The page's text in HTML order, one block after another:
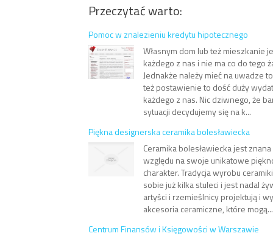
Przeczytać warto:
Pomoc w znalezieniu kredytu hipotecznego
Własnym dom lub też mieszkanie
każdego z nas i nie ma co do tego
Jednakże należy mieć na uwadze
też postawienie to dość duży
każdego z nas. Nic dziwnego, że
sytuacji decydujemy się na k...
Piękna designerska ceramika bolesławiecka
Ceramika bolesławiecka jest
względu na swoje unikatowe
charakter. Tradycja wyrobu
sobie już kilka stuleci i jest nadal
artyści i rzemieślnicy projektują i
akcesoria ceramiczne, które mogą...
Centrum Finansów i Księgowości w Warszawie